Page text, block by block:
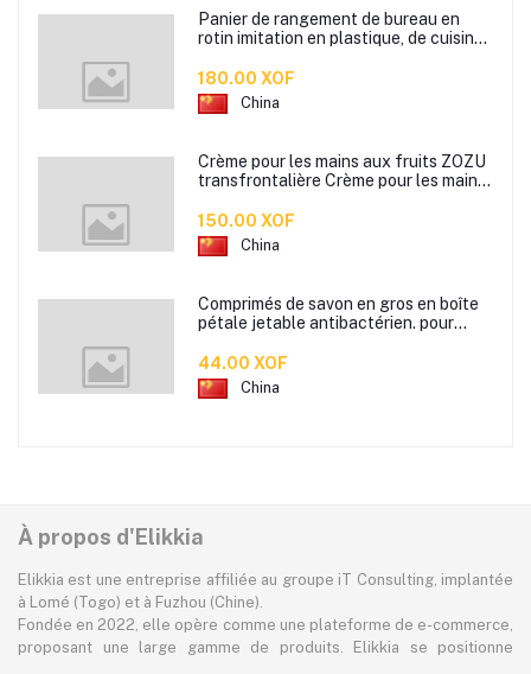
Panier de rangement de bureau en
rotin imitation en plastique, de cuisine
de rangement de salle de bain
180.00 XOF
China
Crème pour les mains aux fruits ZOZU
transfrontalière Crème pour les mains
80g
150.00 XOF
China
Comprimés de savon en gros en boîte
pétale jetable antibactérien. pour
des mini comprimés de lavage des
mains en papier savon
44.00 XOF
China
À propos d'Elikkia
Elikkia est une entreprise affiliée au groupe iT Consulting, implantée
à Lomé (Togo) et à Fuzhou (Chine).
Fondée en 2022, elle opère comme une plateforme de e-commerce,
proposant une large gamme de produits. Elikkia se positionne